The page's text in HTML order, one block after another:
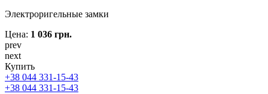
Электроригельные замки
Цена: 1 036 грн.
prev
next
Купить
+38 044 331-15-43
+38 044 331-15-43